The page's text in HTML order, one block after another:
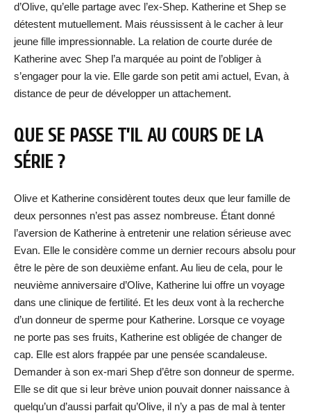
d’Olive, qu’elle partage avec l’ex-Shep. Katherine et Shep se
détestent mutuellement. Mais réussissent à le cacher à leur
jeune fille impressionnable. La relation de courte durée de
Katherine avec Shep l’a marquée au point de l’obliger à
s’engager pour la vie. Elle garde son petit ami actuel, Evan, à
distance de peur de développer un attachement.
QUE SE PASSE T’IL AU COURS DE LA
SÉRIE ?
Olive et Katherine considèrent toutes deux que leur famille de
deux personnes n’est pas assez nombreuse. Étant donné
l’aversion de Katherine à entretenir une relation sérieuse avec
Evan. Elle le considère comme un dernier recours absolu pour
être le père de son deuxième enfant. Au lieu de cela, pour le
neuvième anniversaire d’Olive, Katherine lui offre un voyage
dans une clinique de fertilité. Et les deux vont à la recherche
d’un donneur de sperme pour Katherine. Lorsque ce voyage
ne porte pas ses fruits, Katherine est obligée de changer de
cap. Elle est alors frappée par une pensée scandaleuse.
Demander à son ex-mari Shep d’être son donneur de sperme.
Elle se dit que si leur brève union pouvait donner naissance à
quelqu’un d’aussi parfait qu’Olive, il n’y a pas de mal à tenter